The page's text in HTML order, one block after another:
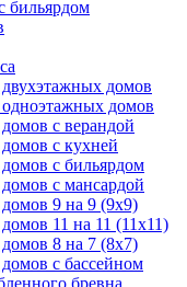
бильярдом
домов
домов
с верандой
с кухней
с бильярдом
с мансардой
9 на 9 (9x9)
11 на 11 (11x11)
8 на 7 (8x7)
с бассейном
бревна